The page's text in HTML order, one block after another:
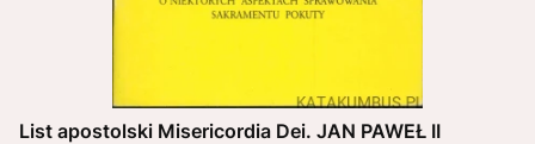
List apostolski Misericordia Dei. JAN PAWEŁ II